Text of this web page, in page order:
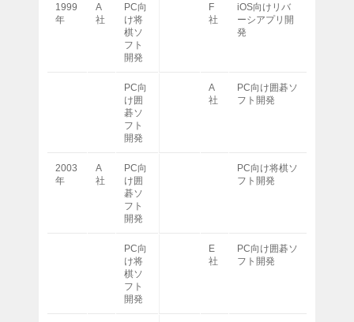
1999
年
A
社
PC向
け将
棋ソ
フト
開発
F
社
iOS向けリバ
ーシアプリ開
発
PC向
け囲
碁ソ
フト
開発
A
社
PC向け囲碁ソ
フト開発
2003
年
A
社
PC向
け囲
碁ソ
フト
開発
PC向け将棋ソ
フト開発
PC向
け将
棋ソ
フト
開発
E
社
PC向け囲碁ソ
フト開発